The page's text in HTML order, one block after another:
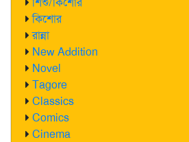
কিশোর
রান্না
New Addition
Novel
Tagore
Classics
Comics
Cinema